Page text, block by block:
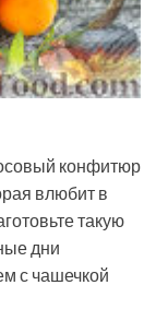
конфитюр
влюбит в
такую
дни
с чашечкой